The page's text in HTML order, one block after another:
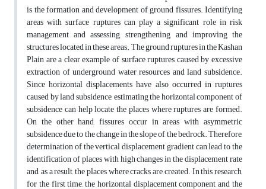
is the formation and development of ground fissures. Identifying
areas with surface ruptures can play a significant role in risk
management and assessing, strengthening, and improving the
structures located in these areas. The ground ruptures in the Kashan
Plain are a clear example of surface ruptures caused by excessive
extraction of underground water resources and land subsidence.
Since horizontal displacements have also occurred in ruptures
caused by land subsidence, estimating the horizontal component of
subsidence can help locate the places where ruptures are formed.
On the other hand, fissures occur in areas with asymmetric
subsidence due to the change in the slope of the bedrock. Therefore,
determination of the vertical displacement gradient can lead to the
identification of places with high changes in the displacement rate
and, as a result, the places where cracks are created. In this research,
for the first time, the horizontal displacement component and the